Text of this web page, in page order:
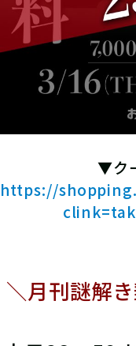
▼ク
https://
＼月刊謎解